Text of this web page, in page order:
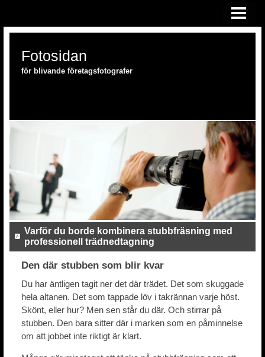
FOTOUTRUSTNING
Fotosidan
för blivande företagsfotografer
Varför du borde kombinera stubbfräsning med
professionell trädnedtagning
Den där stubben som blir kvar
Du har äntligen tagit ner det där trädet. Det som skuggade
hela altanen. Det som tappade löv i takrännan varje höst.
Skönt, eller hur? Men sen står du där. Och stirrar på
stubben. Den bara sitter där i marken som en påminnelse
om att jobbet inte riktigt är klart.